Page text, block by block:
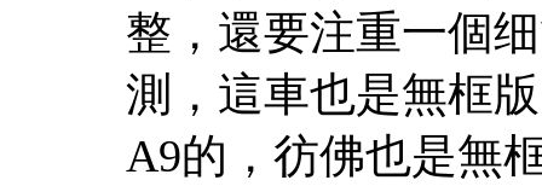
整，還要注重一個
測，這車也是無框
A9的，彷佛也是無